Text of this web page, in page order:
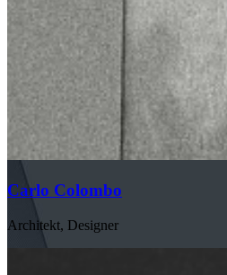
Carlo Colombo
Architekt, Designer